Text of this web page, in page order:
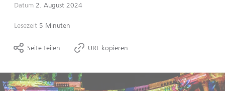
Datum 2. August 2024
Lesezeit 5 Minuten
Seite teilen URL kopieren